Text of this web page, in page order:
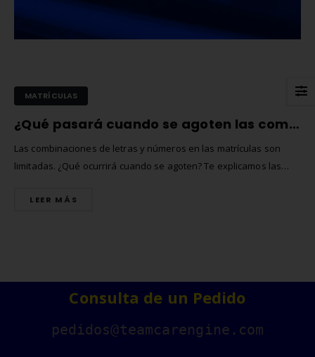
¿Qué pasará cuando se agoten las combinaciones de letras y números en las matrículas?
MATRÍCULAS
Las combinaciones de letras y números en las matrículas son
limitadas. ¿Qué ocurrirá cuando se agoten? Te explicamos las
para la gestión del tráfico.
LEER MÁS
Comprar matrículas a
propio equipo de fabricación
Matrícula Acrílica para
Normativa DGT 2026
Consulta de un Pedido
pedidos@teamcarengine.com